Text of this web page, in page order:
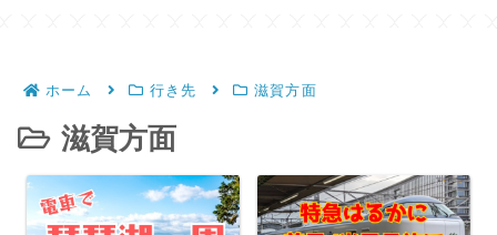
ホーム 行き先 滋賀方面
滋賀方面